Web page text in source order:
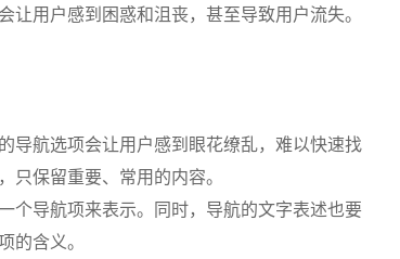
用户感到困惑和沮丧，甚至导致用户流失。
导航选项会让用户感到眼花缭乱，难以快速找
保留重要、常用的内容。
个导航项来表示。同时，导航的文字表述也要
的含义。